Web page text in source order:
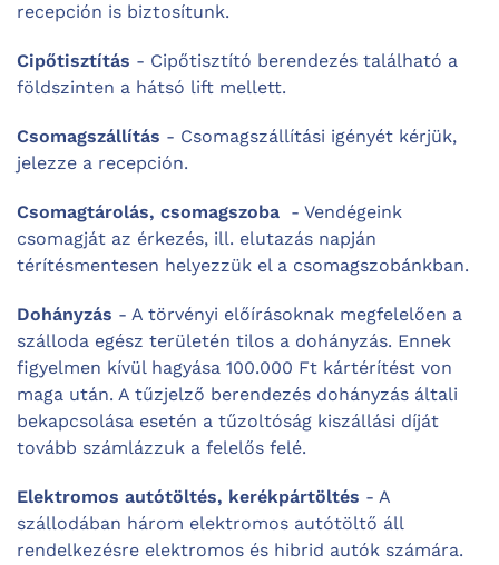
recepción is biztosítunk.
Cipőtisztítás - Cipőtisztító berendezés található a
földszinten a hátsó lift mellett.
Csomagszállítás - Csomagszállítási igényét kérjük,
jelezze a recepción.
Csomagtárolás, csomagszoba - Vendégeink
csomagját az érkezés, ill. elutazás napján
térítésmentesen helyezzük el a csomagszobánkban.
Dohányzás - A törvényi előírásoknak megfelelően a
szálloda egész területén tilos a dohányzás. Ennek
figyelmen kívül hagyása 100.000 Ft kártérítést von
maga után. A tűzjelző berendezés dohányzás általi
bekapcsolása esetén a tűzoltóság kiszállási díját
tovább számlázzuk a felelős felé.
Elektromos autótöltés, kerékpártöltés - A
szállodában három elektromos autótöltő áll
rendelkezésre elektromos és hibrid autók számára.